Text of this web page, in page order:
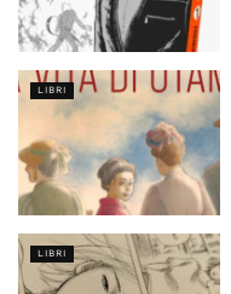
LIBRI
LIBRI